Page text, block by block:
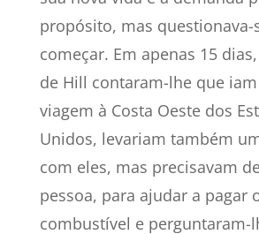
propósito, mas questionava-
começar. Em apenas 15
de Hill contaram-lhe que
viagem à Costa Oeste dos
Unidos, levariam também
com eles, mas precisavam
pessoa, para ajudar a pagar
combustível e perguntaram-